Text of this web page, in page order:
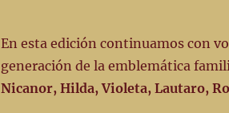
En esta edición continuamos con
generación de la emblemática
Nicanor, Hilda, Violeta, Lautaro,